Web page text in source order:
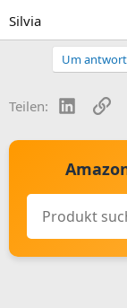
Silvia
Um
Teilen: LinkedInLink